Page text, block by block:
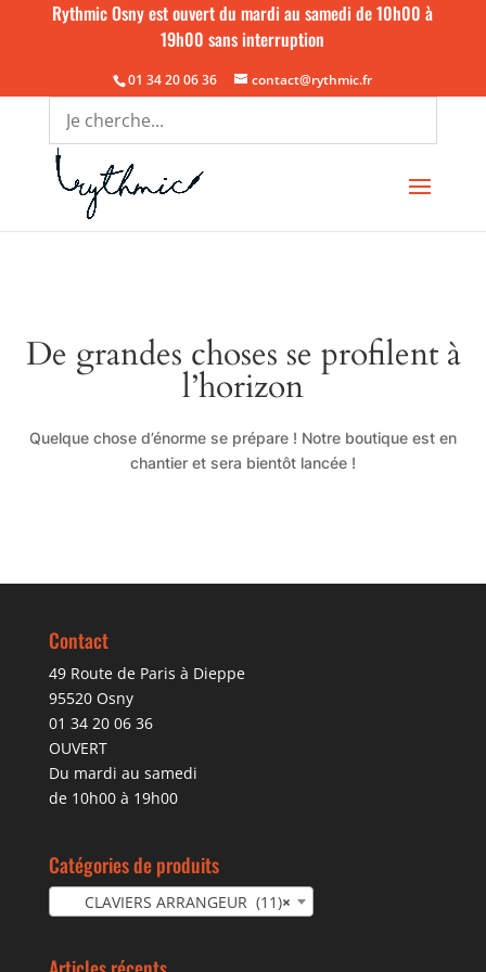
Rythmic Osny est ouvert du mardi au samedi de 10h00 à
19h00 sans interruption
01 34 20 06 36 contact@rythmic.fr
De grandes choses se profilent à
l’horizon
Quelque chose d’énorme se prépare ! Notre boutique est en
chantier et sera bientôt lancée !
Contact
49 Route de Paris à Dieppe
95520 Osny
01 34 20 06 36
OUVERT
Du mardi au samedi
de 10h00 à 19h00
Catégories de produits
×
CLAVIERS ARRANGEUR (11)